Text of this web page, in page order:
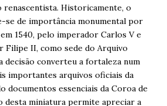
renascentista. Historicamente, o
se de importância monumental por
1540, pelo imperador Carlos V e
II, como sede do Arquivo
decisão converteu a fortaleza num
importantes arquivos oficiais da
documentos essenciais da Coroa de
desta miniatura permite apreciar a